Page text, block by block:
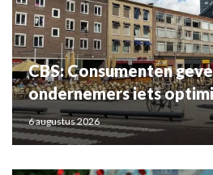
CBS: Consumenten
ondernemers iets
6 augustus 2026